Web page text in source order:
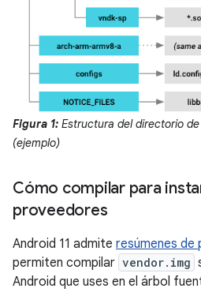
Figura 1: Estructura del directorio
(ejemplo)
Cómo compilar para
proveedores
Android 11 admite resúmenes de
permiten compilar vendor.img
Android que uses en el árbol